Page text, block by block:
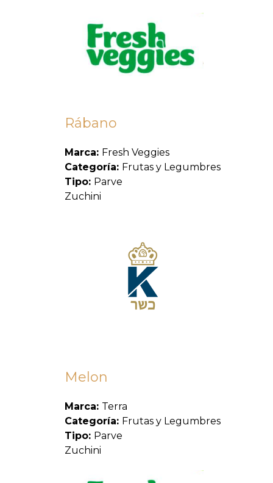
Rábano
Marca: Fresh Veggies
Categoría: Frutas y Legumbres
Tipo: Parve
Zuchini
Melon
Marca: Terra
Categoría: Frutas y Legumbres
Tipo: Parve
Zuchini